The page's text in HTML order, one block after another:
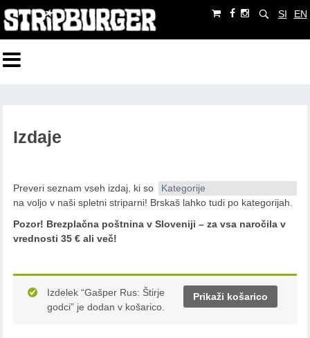
SI EN
Izdaje
Kategorije
Preveri seznam vseh izdaj, ki so
na voljo v naši spletni striparni! Brskaš lahko tudi po kategorijah.
Pozor! Brezplačna poštnina v Sloveniji – za vsa naročila v
vrednosti 35 € ali več!
Prikaži košarico
Izdelek “Gašper Rus: Štirje
godci” je dodan v košarico.